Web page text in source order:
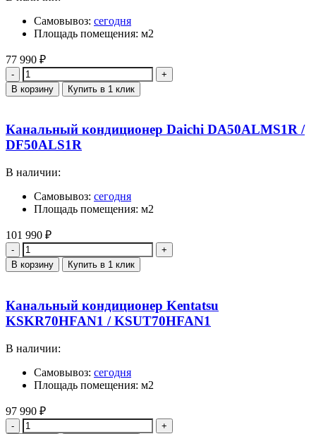
Самовывоз: сегодня
Площадь помещения: м2
77 990 ₽
Количество
В корзину Купить в 1 клик
Канальный кондиционер Daichi DA50ALMS1R /
DF50ALS1R
В наличии:
Самовывоз: сегодня
Площадь помещения: м2
101 990 ₽
Количество
В корзину Купить в 1 клик
Канальный кондиционер Kentatsu
KSKR70HFAN1 / KSUT70HFAN1
В наличии:
Самовывоз: сегодня
Площадь помещения: м2
97 990 ₽
Количество